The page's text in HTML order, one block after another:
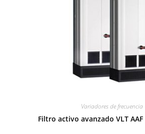
Variadores de frecuencia
Filtro activo avanzado VLT